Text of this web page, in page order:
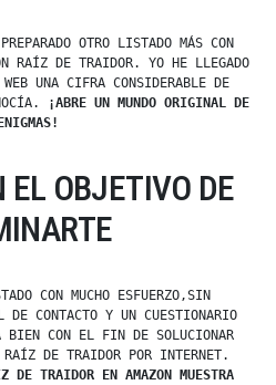
OTRO LISTADO MÁS CON
RAÍZ DE TRAIDOR. YO HE LLEGADO
UNA CIFRA CONSIDERABLE DE
¡ABRE UN MUNDO ORIGINAL DE
ENIGMAS!
OBJETIVO DE
CON MUCHO ESFUERZO,SIN
DE CONTACTO Y UN CUESTIONARIO
BIEN CON EL FIN DE SOLUCIONAR
RAÍZ DE TRAIDOR POR INTERNET.
DE TRAIDOR EN AMAZON MUESTRA